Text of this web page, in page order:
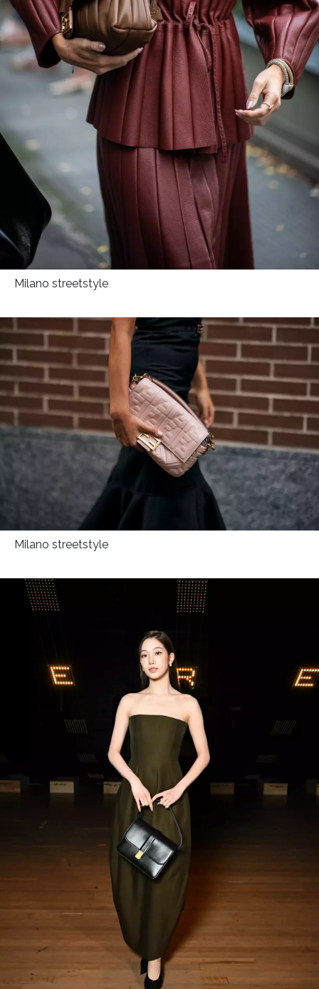
Přihlášením k newsletteru souhlasíte sObchodními
podmínkami společnosti BurdaMedia Extra s.r.o.a
potvrzujete, že jste se seznámili seZásadami
ochrany soukromí- BurdaMedia Extra s.r.o. bude s
Vašimi údaji pracovat zejména k organizaci a
vyhodnocení akce a zasílání novinek.
Chcete navíc dostávat i další zajímavé a exkluzivní
informace od našich partnerů? Pokud souhlasíte se
zpracováním údajů k tomuto účelu podle
Zásad ochrany
soukromí BurdaMedia Extra s.r.o. , zaškrtněte toto pole.
Milano streetstyle
Milano streetstyle